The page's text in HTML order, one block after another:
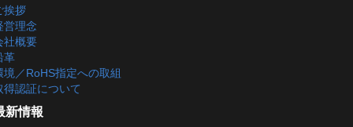
挨拶
営理念
社概要
革
境／RoHS指定への取組
得認証について
新情報